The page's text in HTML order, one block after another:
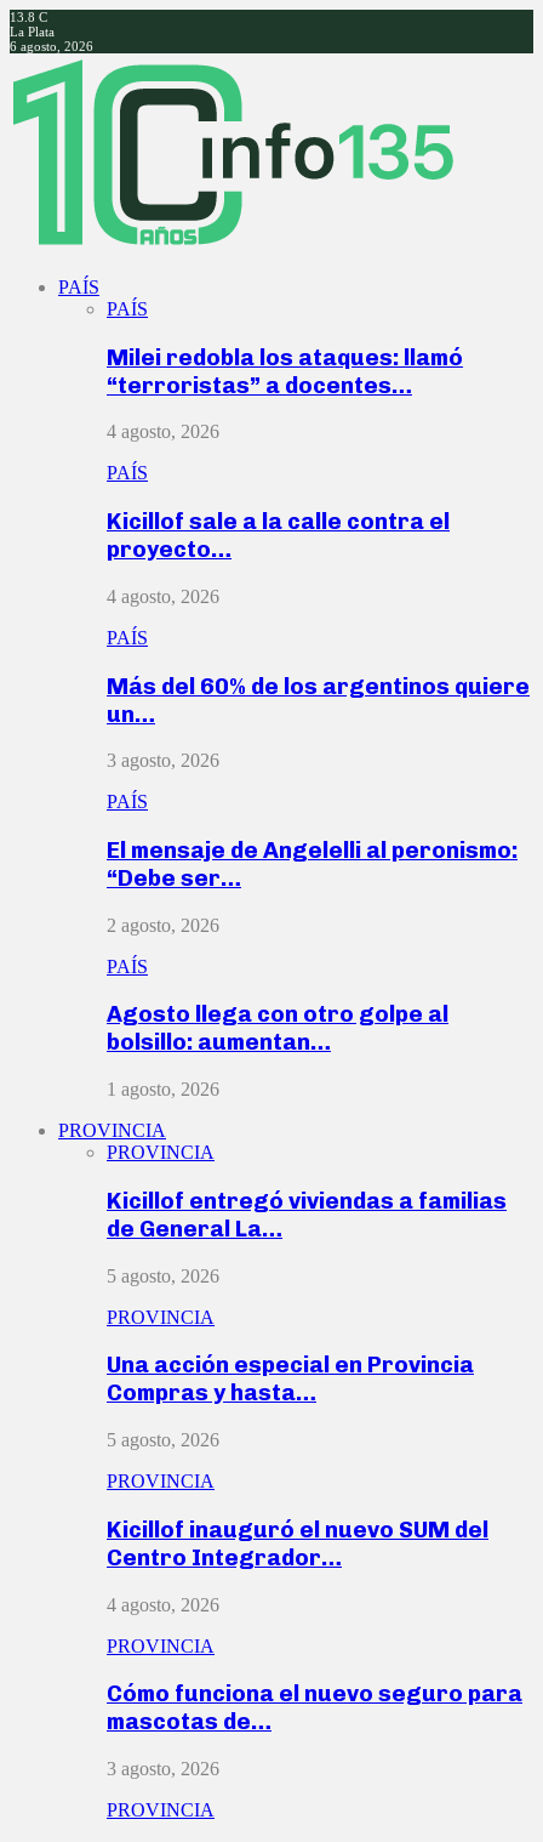
13.8 C
La Plata
6 agosto, 2026
Facebook
Twitter
Instagram
Youtube
PAÍS
PAÍS
Milei redobla los ataques: llamó
“terroristas” a docentes…
4 agosto, 2026
PAÍS
Kicillof sale a la calle contra el
proyecto…
4 agosto, 2026
PAÍS
Más del 60% de los argentinos quiere
un…
3 agosto, 2026
PAÍS
El mensaje de Angelelli al peronismo:
“Debe ser…
2 agosto, 2026
PAÍS
Agosto llega con otro golpe al
bolsillo: aumentan…
1 agosto, 2026
PROVINCIA
PROVINCIA
Kicillof entregó viviendas a familias
de General La…
5 agosto, 2026
PROVINCIA
Una acción especial en Provincia
Compras y hasta…
5 agosto, 2026
PROVINCIA
Kicillof inauguró el nuevo SUM del
Centro Integrador…
4 agosto, 2026
PROVINCIA
Cómo funciona el nuevo seguro para
mascotas de…
3 agosto, 2026
PROVINCIA